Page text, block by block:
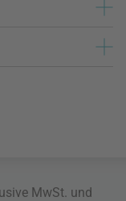
MwSt. und